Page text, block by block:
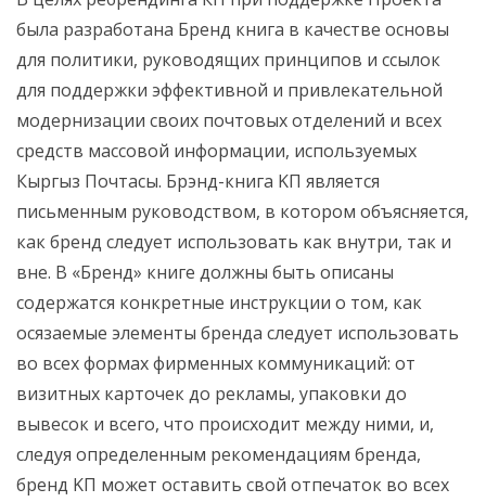
была разработана Бренд книга в качестве основы
для политики, руководящих принципов и ссылок
для поддержки эффективной и привлекательной
модернизации своих почтовых отделений и всех
средств массовой информации, используемых
Кыргыз Почтасы. Брэнд-книга KП является
письменным руководством, в котором объясняется,
как бренд следует использовать как внутри, так и
вне. В «Бренд» книге должны быть описаны
содержатся конкретные инструкции о том, как
осязаемые элементы бренда следует использовать
во всех формах фирменных коммуникаций: от
визитных карточек до рекламы, упаковки до
вывесок и всего, что происходит между ними, и,
следуя определенным рекомендациям бренда,
бренд KП может оставить свой отпечаток во всех